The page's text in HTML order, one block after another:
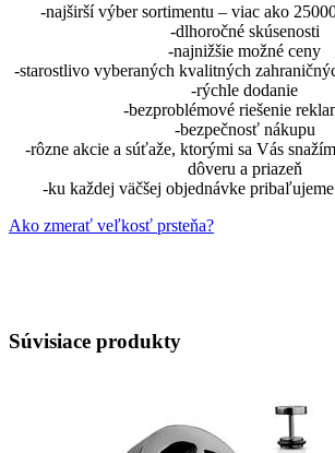
-najširší výber sortimentu – viac ako
-dlhoročné skúsenosti
-najnižšie možné ceny
-starostlivo vyberaných kvalitných
-rýchle dodanie
-bezproblémové riešenie
-bezpečnosť nákupu
-rôzne akcie a súťaže, ktorými sa Vás
dôveru a priazeň
-ku každej väčšej objednávke
Ako zmerať veľkosť prsteňa?
Súvisiace produkty